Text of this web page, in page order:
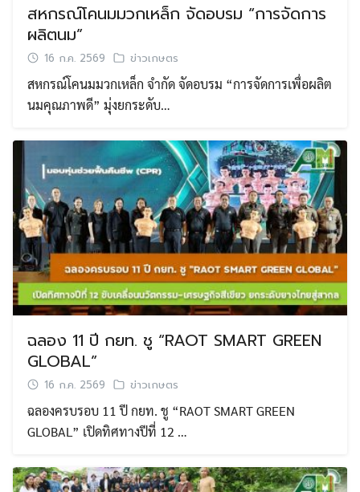
สหกรณ์โคนมมวกเหล็ก จัดอบรม “การจัดการ
ผลิตนม”
16 ก.ค. 2569 ข่าวเกษตร
สหกรณ์โคนมมวกเหล็ก จำกัด จัดอบรม “การจัดการเพื่อผลิต
นมคุณภาพดี” มุ่งยกระดับ…
ฉลอง 11 ปี กยท. ชู “RAOT SMART GREEN
GLOBAL”
16 ก.ค. 2569 ข่าวเกษตร
ฉลองครบรอบ 11 ปี กยท. ชู “RAOT SMART GREEN
GLOBAL” เปิดทิศทางปีที่ 12 …